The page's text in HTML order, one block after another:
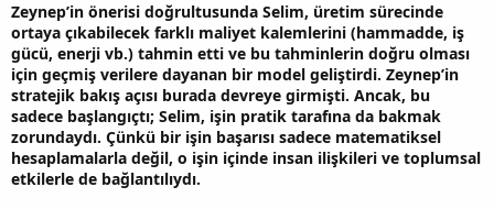
Zeynep’in önerisi doğrultusunda Selim, üretim sürecinde
ortaya çıkabilecek farklı maliyet kalemlerini (hammadde, iş
gücü, enerji vb.) tahmin etti ve bu tahminlerin doğru olması
için geçmiş verilere dayanan bir model geliştirdi. Zeynep’in
stratejik bakış açısı burada devreye girmişti. Ancak, bu
sadece başlangıçtı; Selim, işin pratik tarafına da bakmak
zorundaydı. Çünkü bir işin başarısı sadece matematiksel
hesaplamalarla değil, o işin içinde insan ilişkileri ve toplumsal
etkilerle de bağlantılıydı.